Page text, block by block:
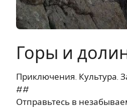
Горы и
Приключения. Культура.
##
Отправьтесь в